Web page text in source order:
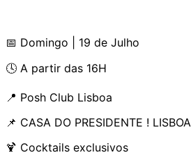
📅 Domingo | 19 de Julho
🕓 A partir das 16H
📍 Posh Club Lisboa
📌 CASA DO PRESIDENTE ! LISBOA
🍹 Cocktails exclusivos